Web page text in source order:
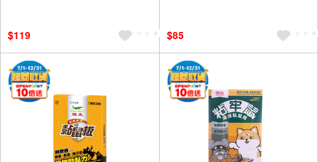
$119 $85